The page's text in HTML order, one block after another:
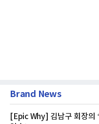
Brand News
[Epic Why] 김남구 회장의